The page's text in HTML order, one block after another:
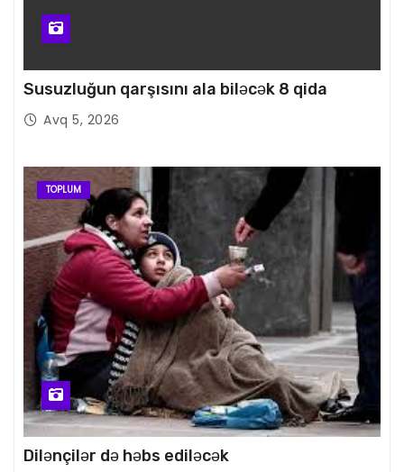
Susuzluğun qarşısını ala biləcək 8 qida
Avq 5, 2026
TOPLUM
Dilənçilər də həbs ediləcək